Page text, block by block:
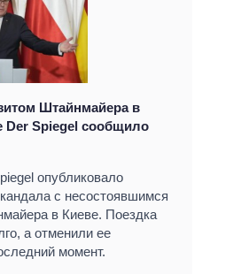
Штайнмайера в
Der Spiegel сообщило
опубликовало
с несостоявшимся
в Киеве. Поездка
а отменили ее
момент.